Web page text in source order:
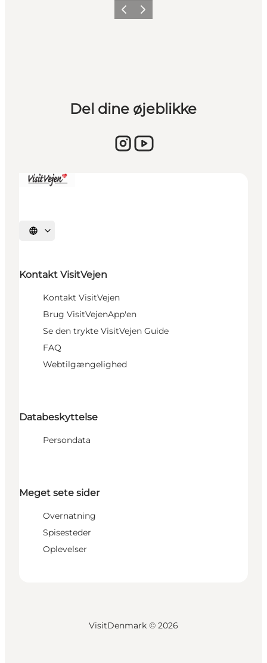
Vorherige Folie
Nächste Folie
Del dine øjeblikke
Sprache auswählen
Kontakt VisitVejen
Kontakt VisitVejen
Brug VisitVejenApp'en
Se den trykte VisitVejen Guide
FAQ
Webtilgængelighed
Databeskyttelse
Persondata
Meget sete sider
Overnatning
Spisesteder
Oplevelser
VisitDenmark © 2026